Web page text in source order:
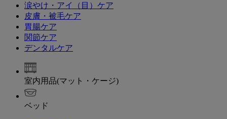
涙やけ・アイ（目）ケア
皮膚・被毛ケア
胃腸ケア
関節ケア
デンタルケア
室内用品(マット・ケージ)
ベッド